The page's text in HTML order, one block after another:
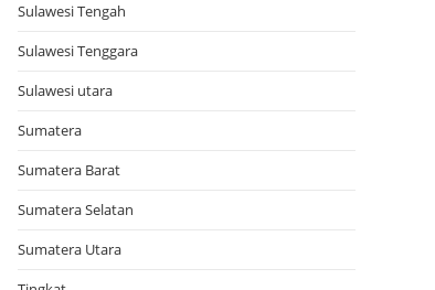
Sulawesi Tengah
Sulawesi Tenggara
Sulawesi utara
Sumatera
Sumatera Barat
Sumatera Selatan
Sumatera Utara